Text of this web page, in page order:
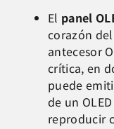
El panel
corazón
antecesor
crítica, en
puede
de un
reproducir